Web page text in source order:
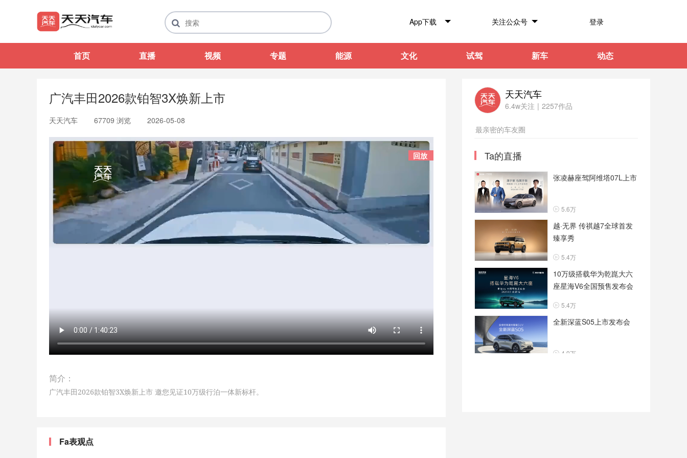
App下载 关注公众号 登录
首页 直播 视频 专题 能源 文化 试驾 新车 动态
广汽丰田2026款铂智3X焕新上市
天天汽车 67709 浏览 2026-05-08
回放
简介：
广汽丰田2026款铂智3X焕新上市 邀您见证10万级行泊一体新标杆。
Fa表观点
天天汽车
6.4w关注 | 2257作品
最亲密的车友圈
Ta的直播
张凌赫座驾阿维塔07L上市
5.6万
越·无界 传祺越7全球首发
臻享秀
5.4万
10万级搭载华为乾崑大六
座星海V6全国预售发布会
5.4万
全新深蓝S05上市发布会
4.9万